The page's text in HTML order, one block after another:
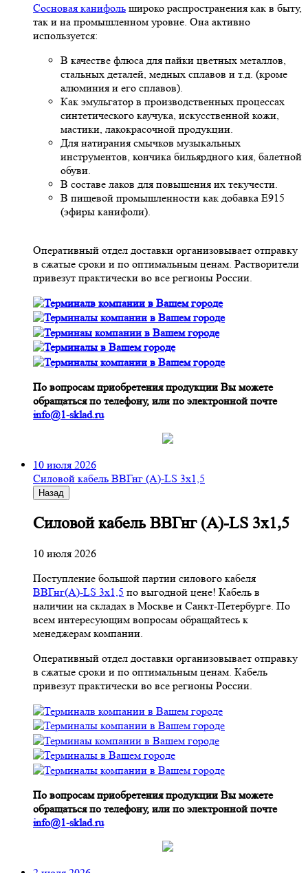
Сосновая канифоль широко распространения как в быту,
так и на промышленном уровне. Она активно
используется:
В качестве флюса для пайки цветных металлов,
стальных деталей, медных сплавов и т.д. (кроме
алюминия и его сплавов).
Как эмульгатор в производственных процессах
синтетического каучука, искусственной кожи,
мастики, лакокрасочной продукции.
Для натирания смычков музыкальных
инструментов, кончика бильярдного кия, балетной
обуви.
В составе лаков для повышения их текучести.
В пищевой промышленности как добавка Е915
(эфиры канифоли).
Оперативный отдел доставки организовывает отправку
в сжатые сроки и по оптимальным ценам. Растворители
привезут практически во все регионы России.
По вопросам приобретения продукции Вы можете
обращаться по телефону, или по электронной почте
info@1-sklad.ru
10 июля 2026
Cиловой кабель ВВГнг (A)-LS 3х1,5
Назад
Cиловой кабель ВВГнг (A)-LS 3х1,5
10 июля 2026
Поступление большой партии силового кабеля
ВВГнг(A)-LS 3х1,5 по выгодной цене! Кабель в
наличии на складах в Москве и Санкт-Петербурге. По
всем интересующим вопросам обращайтесь к
менеджерам компании.
Оперативный отдел доставки организовывает отправку
в сжатые сроки и по оптимальным ценам. Кабель
привезут практически во все регионы России.
По вопросам приобретения продукции Вы можете
обращаться по телефону, или по электронной почте
info@1-sklad.ru